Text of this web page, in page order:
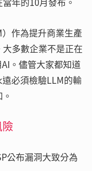
作為提升商業生產
多數企業不是正在
。儘管大家都知道
必須檢驗LLM的輸
公布漏洞大致分為